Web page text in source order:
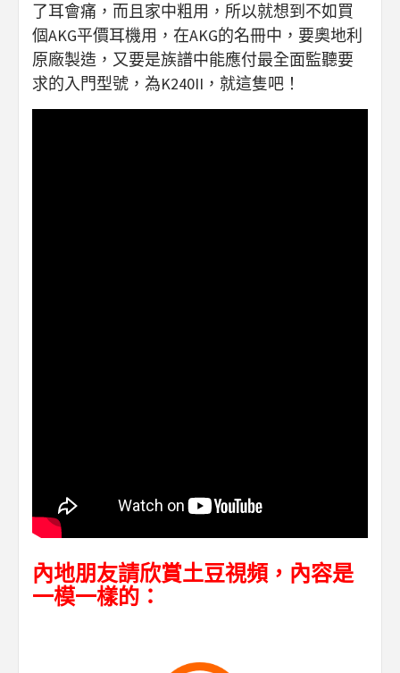
了耳會痛，而且家中粗用，所以就想到不如買
個AKG平價耳機用，在AKG的名冊中，要奧地利
原廠製造，又要是族譜中能應付最全面監聽要
求的入門型號，為K240II，就這隻吧！
內地朋友請欣賞土豆視頻，內容是
一模一樣的：